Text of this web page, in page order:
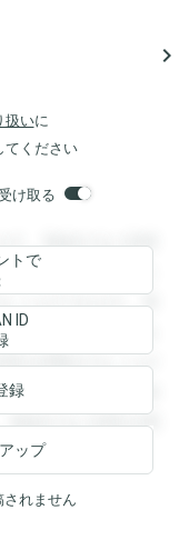
navigate_next
扱いに
てください
け取る
。登録すると回答
答を閲覧すること
とができます。登
登録すると回答を
を閲覧することが
ができます。登録
録すると回答を閲
トで
ID
録
ップ
れません